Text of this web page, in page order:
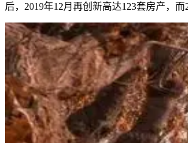
后，2019年12月再创新高达123套房产，而